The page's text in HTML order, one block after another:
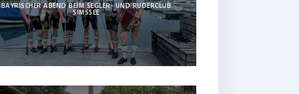
BAYRISCHER ABEND BEIM SEGLER- UND RUDERCLUB
SIMSSEE